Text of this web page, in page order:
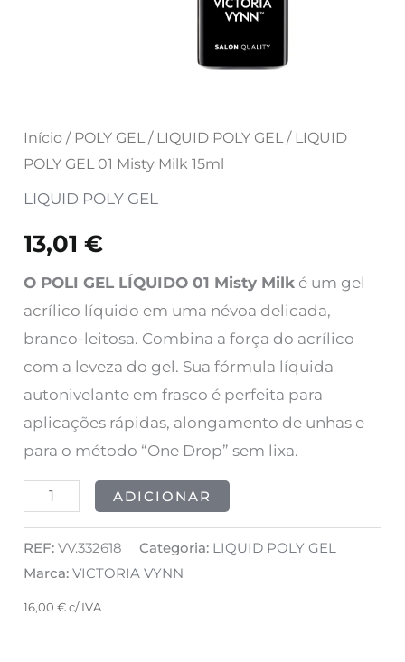
Início / POLY GEL/ LIQUID POLY GEL/ LIQUID
POLY GEL 01 Misty Milk 15ml
LIQUID POLY GEL
13,01€
O POLI GEL LÍQUIDO 01 Misty Milk é um gel
acrílico líquido em uma névoa delicada,
branco-leitosa. Combina a força do acrílico
com a leveza do gel. Sua fórmula líquida
autonivelante em frasco é perfeita para
aplicações rápidas, alongamento de unhas e
para o método “One Drop” sem lixa.
ADICIONAR
REF:VV.332618 Categoria: LIQUID POLY GEL
Marca:VICTORIA VYNN
16,00€ c/ IVA